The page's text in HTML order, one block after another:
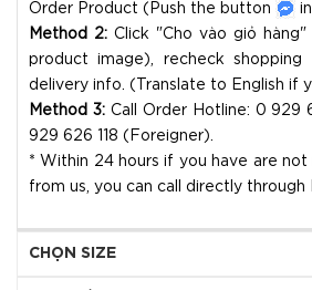
Order Product (Push the button
Method 2: Click "Cho vào giỏ
product image), recheck
delivery info. (Translate to English if
Method 3: Call Order Hotline: 0 929
929 626 118 (Foreigner).
* Within 24 hours if you have are
from us, you can call directly through
CHỌN SIZE